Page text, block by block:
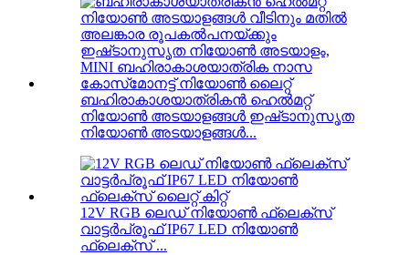
ബഹിരാകാശയാത്രികൻ ഹെൽമറ്റ്
നിയോൺ അടയാളങ്ങൾ ഇഷ്‌ടാനുസൃത
നിയോൺ അടയാളങ്ങൾ...
12V RGB ലെഡ് നിയോൺ ഫ്ലെക്സ്
വാട്ടർപ്രൂഫ് IP67 LED നിയോൺ
ഫ്ലെക്സ് ...